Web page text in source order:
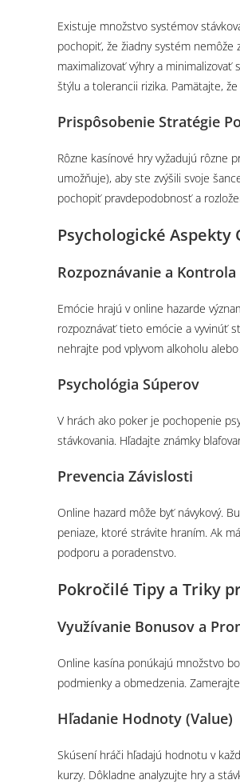
Existuje množstvo systémov
pochopiť, že žiadny systém
maximalizovať výhry a
štýlu a tolerancii rizika. Pamätajte,
Prispôsobenie Stratégie
Rôzne kasínové hry vyžadujú rôzne
umožňuje), aby ste zvýšili svoje
pochopiť pravdepodobnosť a
Psychologické Aspekty
Rozpoznávanie a
Emócie hrajú v online hazarde
rozpoznávať tieto emócie a vyvinúť
nehrajte pod vplyvom alkoholu
Psychológia Súperov
V hrách ako poker je pochopenie
stávkovania. Hľadajte známky
Prevencia Závislosti
Online hazard môže byť návykový.
peniaze, ktoré strávite hraním. Ak
podporu a poradenstvo.
Pokročilé Tipy a Triky
Využívanie Bonusov a
Online kasína ponúkajú množstvo
podmienky a obmedzenia.
Hľadanie Hodnoty (Value)
Skúsení hráči hľadajú hodnotu v
kurzy. Dôkladne analyzujte hry a